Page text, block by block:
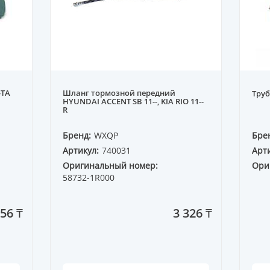
₸
Шланг тормозной передний
HYUNDAI ACCENT SB 11--, KIA RIO 11--
R
Бренд: WXQP
Артикул: 740031
Оригинальный номер:
58732-1R000
3 326 ₸